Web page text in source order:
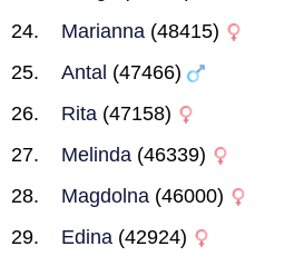
Marianna (48415)
Antal (47466)
Rita (47158)
Melinda (46339)
Magdolna (46000)
Edina (42924)